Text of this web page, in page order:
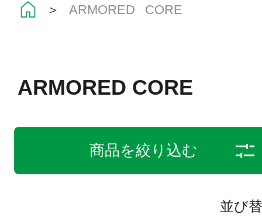
＞ ARMORED CORE
ARMORED CORE
商品を絞り込む
並び